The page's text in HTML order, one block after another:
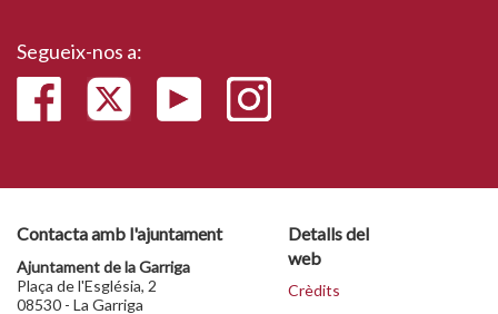
Segueix-nos a:
Contacta amb l'ajuntament
Ajuntament de la Garriga
Plaça de l'Església, 2
08530 - La Garriga
Detalls del
web
Crèdits